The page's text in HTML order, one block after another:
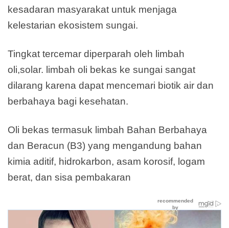
kesadaran masyarakat untuk menjaga
kelestarian ekosistem sungai.
Tingkat tercemar diperparah oleh limbah
oli,solar. limbah oli bekas ke sungai sangat
dilarang karena dapat mencemari biotik air dan
berbahaya bagi kesehatan.
Oli bekas termasuk limbah Bahan Berbahaya
dan Beracun (B3) yang mengandung bahan
kimia aditif, hidrokarbon, asam korosif, logam
berat, dan sisa pembakaran